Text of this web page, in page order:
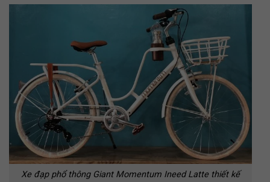
Xe đạp phổ thông Giant Momentum Ineed Latte thiết kế